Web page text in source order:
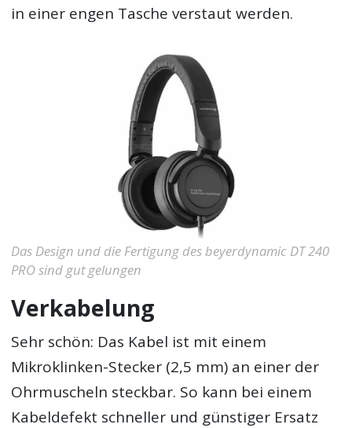
in einer engen Tasche verstaut werden.
Das Design und die Fertigung des beyerdynamic DT 240
PRO sind gut gelungen
Verkabelung
Sehr schön: Das Kabel ist mit einem
Mikroklinken-Stecker (2,5 mm) an einer der
Ohrmuscheln steckbar. So kann bei einem
Kabeldefekt schneller und günstiger Ersatz